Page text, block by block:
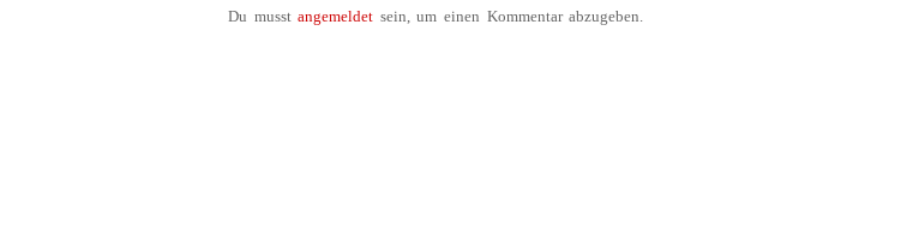
Du musstangemeldet sein, um einen Kommentar abzugeben.